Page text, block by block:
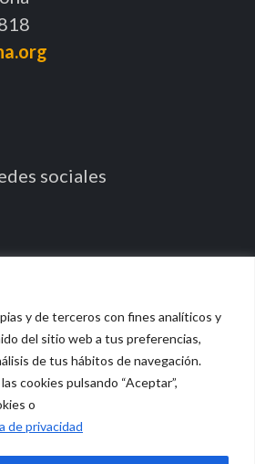
y de terceros con fines analíticos y
del sitio web a tus preferencias,
de tus hábitos de navegación.
cookies pulsando “Aceptar”,
o
de privacidad
sociales
| All Rights Reserved
Política de privacidad